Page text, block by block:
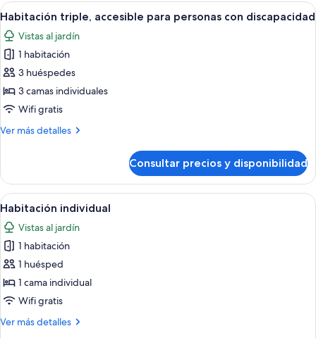
Abrir
todas
las
fotos
de
Habitación
triple,
para
discapacidad
Un dormitorio con cama, escritorio,
6
Habitación triple, accesible para personas con discapacidad
Vistas al jardín
1 habitación
3 huéspedes
3 camas individuales
Wifi gratis
Ver más detalles
Más
triple,
accesible
para
personas
con
discapacidad
Consultar precios y disponibilidad
Abrir
todas
las
fotos
de
Habitación
individual
Habitación de hotel con cama,
11
Habitación individual
Vistas al jardín
1 habitación
1 huésped
1 cama individual
Wifi gratis
Ver más detalles
Más